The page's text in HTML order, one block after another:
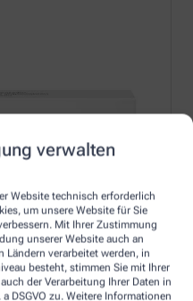
verwalten
Website technisch erforderlich
um unsere Website für Sie
Mit Ihrer Zustimmung
unserer Website auch an
Ländern verarbeitet werden, in
besteht, stimmen Sie mit Ihrer
der Verarbeitung Ihrer Daten in
DSGVO zu. Weitere Informationen